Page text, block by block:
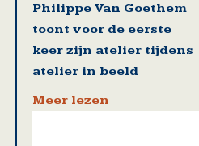
Philippe Van Goethem
toont voor de eerste
keer zijn atelier tijdens
atelier in beeld
Meer lezen